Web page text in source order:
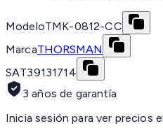
ModeloTMK-0812-CC
MarcaTHORSMAN
SAT39131714
3 años de garantía
Inicia sesión para ver precios